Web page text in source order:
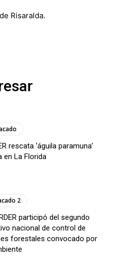
Risaralda.
rescata ‘águila paramuna’
en La Florida
2
participó del segundo
nacional de control de
forestales convocado por